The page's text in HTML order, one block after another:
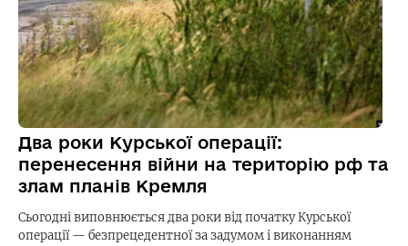
Два роки Курської операції:
перенесення війни на територію рф та
злам планів Кремля
Сьогодні виповнюється два роки від початку Курської
операції — безпрецедентної за задумом і виконанням